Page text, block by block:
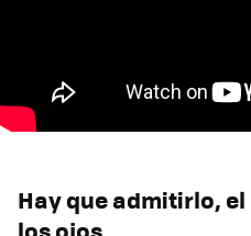
Hay que admitirlo,